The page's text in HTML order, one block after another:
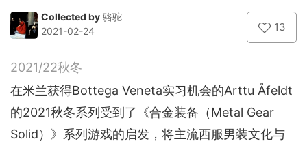
Collected by 骆驼
2021-02-24
13
2021/22秋冬
在米兰获得Bottega Veneta实习机会的Arttu Åfeldt
的2021秋冬系列受到了《合金装备（Metal Gear
Solid）》系列游戏的启发，将主流西服男装文化与